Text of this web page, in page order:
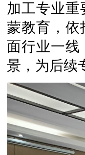
加工专业
蒙教育，依
面行业一线
景，为后续